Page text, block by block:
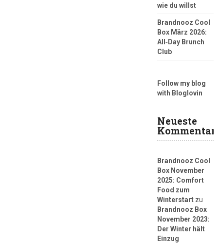
wie du willst
Brandnooz Cool
Box März 2026:
All‑Day Brunch
Club
Follow my blog
with Bloglovin
Neueste
Brandnooz Cool
Box November
2025: Comfort
Food zum
Winterstartzu
Brandnooz Box
November 2023:
Der Winter hält
Einzug